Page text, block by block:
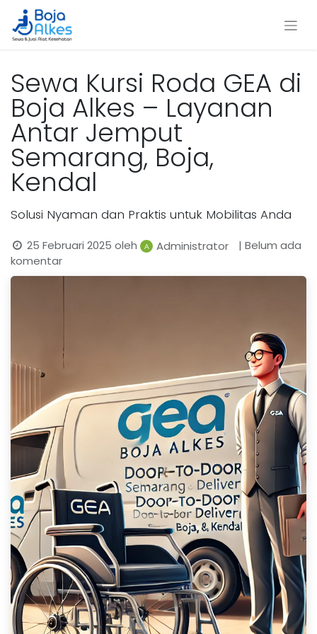
Sewa Kursi Roda GEA di
Boja Alkes – Layanan
Antar Jemput
Semarang, Boja,
Kendal
Solusi Nyaman dan Praktis untuk Mobilitas Anda
25 Februari 2025 oleh Administrator
| Belum ada
komentar